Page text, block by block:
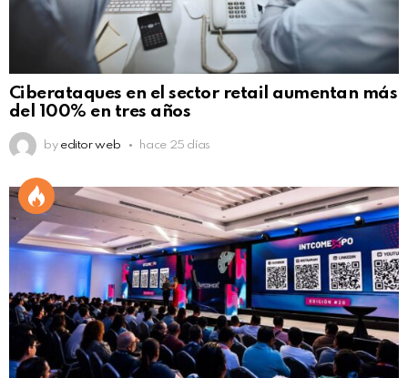
Ciberataques en el sector retail aumentan más
del 100% en tres años
by editor web hace 25 días